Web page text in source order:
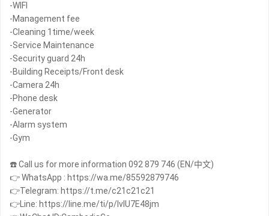
-WIFI
-Management fee
-Cleaning 1time/week
-Service Maintenance
-Security guard 24h
-Building Receipts/Front desk
-Camera 24h
-Phone desk
-Generator
-Alarm system
-Gym
☎️ Call us for more information 092 879 746 (EN/中文)
👉 WhatsApp : https://wa.me/85592879746
👉Telegram: https://t.me/c21c21c21
👉Line: https://line.me/ti/p/IvIU7E48jm